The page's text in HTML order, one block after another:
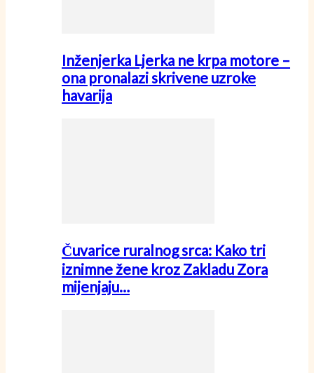
Inženjerka Ljerka ne krpa motore –
ona pronalazi skrivene uzroke
havarija
Čuvarice ruralnog srca: Kako tri
iznimne žene kroz Zakladu Zora
mijenjaju…